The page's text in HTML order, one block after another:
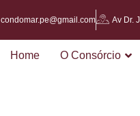
condomar.pe@gmail.com Av Dr.
Home O Consórcio